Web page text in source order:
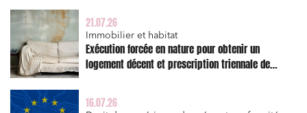
21.07.26
Immobilier et habitat
Exécution forcée en nature pour obtenir un
logement décent et prescription triennale de
16.07.26
Relations commerciales et contrats
Associations et acteurs de l’économie sociale et
solidaire